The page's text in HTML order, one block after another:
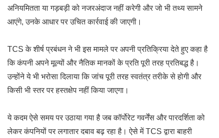
अनियमितता या गड़बड़ी को नजरअंदाज नहीं करेगी और जो भी तथ्य सामने
आएंगे, उनके आधार पर उचित कार्रवाई की जाएगी।
TCS के शीर्ष प्रबंधन ने भी इस मामले पर अपनी प्रतिक्रिया देते हुए कहा है
कि कंपनी अपने मूल्यों और नैतिक मानकों के प्रति पूरी तरह प्रतिबद्ध है।
उन्होंने ये भी भरोसा दिलाया कि जांच पूरी तरह स्वतंत्र तरीके से होगी और
किसी भी स्तर पर हस्तक्षेप नहीं किया जाएगा।
ये कदम ऐसे समय पर उठाया गया है जब कॉर्पोरेट गवर्नेंस और पारदर्शिता को
लेकर कंपनियों पर लगातार दबाव बढ़ रहा है। ऐसे में TCS द्वारा बाहरी